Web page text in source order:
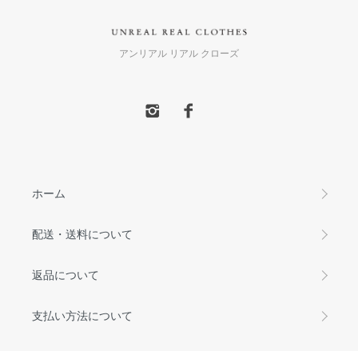
アンリアル リアル クローズ
ホーム
配送・送料について
返品について
支払い方法について